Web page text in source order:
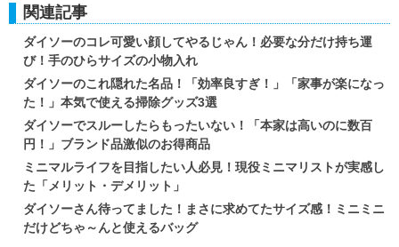
関連記事
ダイソーのコレ可愛い顔してやるじゃん！必要な分だけ持ち運
び！手のひらサイズの小物入れ
ダイソーのこれ隠れた名品！「効率良すぎ！」「家事が楽になっ
た！」本気で使える掃除グッズ3選
ダイソーでスルーしたらもったいない！「本家は高いのに数百
円！」ブランド品激似のお得商品
ミニマルライフを目指したい人必見！現役ミニマリストが実感し
た「メリット・デメリット」
ダイソーさん待ってました！まさに求めてたサイズ感！ミニミニ
だけどちゃ～んと使えるバッグ